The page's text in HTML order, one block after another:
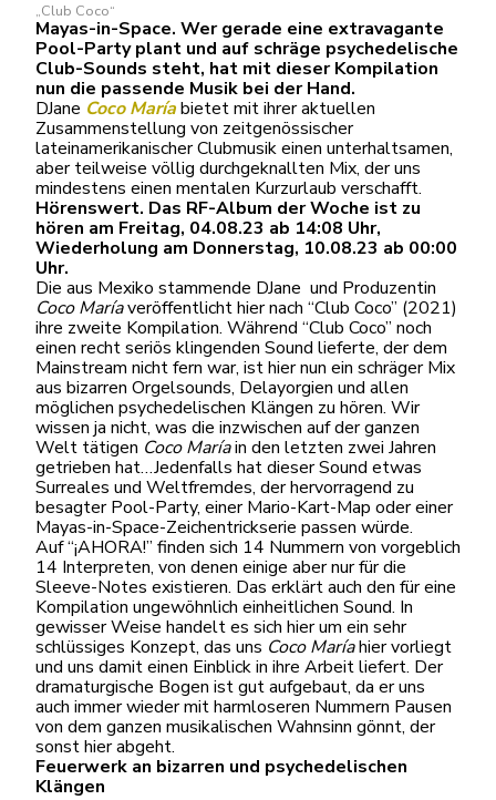
„Club Coco“
Mayas-in-Space. Wer gerade eine extravagante
Pool-Party plant und auf schräge psychedelische
Club-Sounds steht, hat mit dieser Kompilation
nun die passende Musik bei der Hand.
DJane Coco Maríabietet mit ihrer aktuellen
Zusammenstellung von zeitgenössischer
lateinamerikanischer Clubmusik einen unterhaltsamen,
aber teilweise völlig durchgeknallten Mix, der uns
mindestens einen mentalen Kurzurlaub verschafft.
Hörenswert. Das RF-Album der Woche ist zu
hören am Freitag, 04.08.23 ab 14:08 Uhr,
Wiederholung am Donnerstag, 10.08.23 ab 00:00
Uhr.
Die aus Mexiko stammende DJane und Produzentin
Coco Maríaveröffentlicht hier nach “Club Coco” (2021)
ihre zweite Kompilation. Während “Club Coco” noch
einen recht seriös klingenden Sound lieferte, der dem
Mainstream nicht fern war, ist hier nun ein schräger Mix
aus bizarren Orgelsounds, Delayorgien und allen
möglichen psychedelischen Klängen zu hören. Wir
wissen ja nicht, was die inzwischen auf der ganzen
Welt tätigen Coco Maríain den letzten zwei Jahren
getrieben hat…Jedenfalls hat dieser Sound etwas
Surreales und Weltfremdes, der hervorragend zu
besagter Pool-Party, einer Mario-Kart-Map oder einer
Mayas-in-Space-Zeichentrickserie passen würde.
Auf “¡AHORA!” finden sich 14 Nummern von vorgeblich
14 Interpreten, von denen einige aber nur für die
Sleeve-Notes existieren. Das erklärt auch den für eine
Kompilation ungewöhnlich einheitlichen Sound. In
gewisser Weise handelt es sich hier um ein sehr
schlüssiges Konzept, das uns Coco Maríahier vorliegt
und uns damit einen Einblick in ihre Arbeit liefert. Der
dramaturgische Bogen ist gut aufgebaut, da er uns
auch immer wieder mit harmloseren Nummern Pausen
von dem ganzen musikalischen Wahnsinn gönnt, der
sonst hier abgeht.
Feuerwerk an bizarren und psychedelischen
Klängen